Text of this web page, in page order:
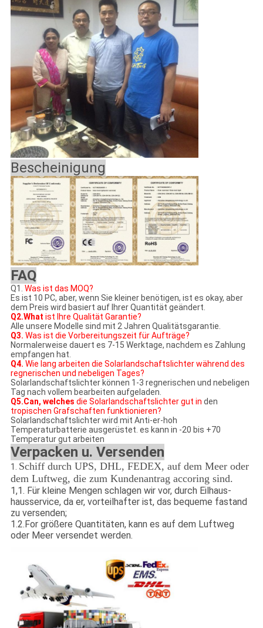
Bescheinigung
FAQ
Q1. Was ist das MOQ?
Es ist 10 PC, aber, wenn Sie kleiner benötigen, ist es okay, aber
dem Preis wird basiert auf Ihrer Quantität geändert.
Q2.What ist Ihre Qualität Garantie?
Alle unsere Modelle sind mit 2 Jahren Qualitätsgarantie.
Q3. Was ist die Vorbereitungszeit für Aufträge?
Normalerweise dauert es 7-15 Werktage, nachdem es Zahlung
empfangen hat.
Q4. Wie lang arbeiten die Solarlandschaftslichter während des
regnerischen und nebeligen Tages?
Solarlandschaftslichter können 1-3 regnerischen und nebeligen
Tag nach vollem bearbeiten aufgeladen.
Q5.Can, welches die Solarlandschaftslichter gut in den
tropischen Grafschaften funktionieren?
Solarlandschaftslichterwird mit Anti-er-hoh
Temperaturbatterie ausgerüstet. es kann in -20 bis +70
Temperatur gut arbeiten
Verpacken u. Versenden
1. Schiff durch UPS, DHL, FEDEX, auf dem Meer oder
dem Luftweg, die zum Kundenantrag accoring sind.
1,1. Für kleine Mengen schlagen wir vor, durch Eilhaus-
hausservice, da er, vorteilhafter ist, das bequeme fastand
zu versenden;
1.2.For größere Quantitäten, kann es auf dem Luftweg
oder Meer versendet werden.